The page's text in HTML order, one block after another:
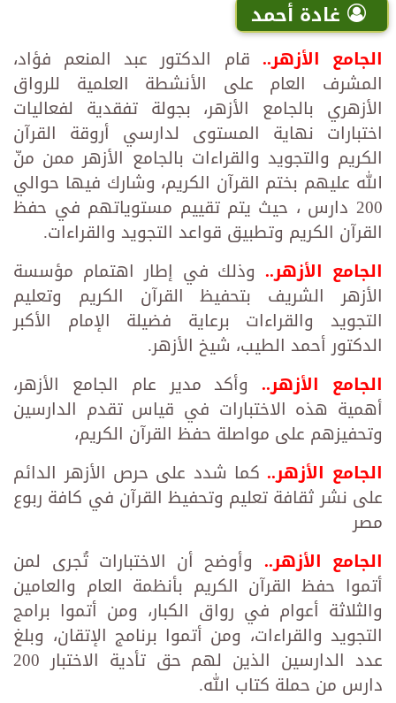
غادة أحمد
الجامع الأزهر.. قام الدكتور عبد المنعم فؤاد،
المشرف العام على الأنشطة العلمية للرواق
الأزهري بالجامع الأزهر، بجولة تفقدية لفعاليات
اختبارات نهاية المستوى لدارسي أروقة القرآن
الكريم والتجويد والقراءات بالجامع الأزهر ممن منّ
الله عليهم بختم القرآن الكريم، وشارك فيها حوالي
200 دارس ، حيث يتم تقييم مستوياتهم في حفظ
القرآن الكريم وتطبيق قواعد التجويد والقراءات.
الجامع الأزهر.. وذلك في إطار اهتمام مؤسسة
الأزهر الشريف بتحفيظ القرآن الكريم وتعليم
التجويد والقراءات برعاية فضيلة الإمام الأكبر
الدكتور أحمد الطيب، شيخ الأزهر.
الجامع الأزهر.. وأكد مدير عام الجامع الأزهر،
أهمية هذه الاختبارات في قياس تقدم الدارسين
وتحفيزهم على مواصلة حفظ القرآن الكريم،
الجامع الأزهر.. كما شدد على حرص الأزهر الدائم
على نشر ثقافة تعليم وتحفيظ القرآن في كافة ربوع
مصر
الجامع الأزهر.. وأوضح أن الاختبارات تُجرى لمن
أتموا حفظ القرآن الكريم بأنظمة العام والعامين
والثلاثة أعوام في رواق الكبار، ومن أتموا برامج
التجويد والقراءات، ومن أتموا برنامج الإتقان، وبلغ
عدد الدارسين الذين لهم حق تأدية الاختبار 200
دارس من حملة كتاب الله.